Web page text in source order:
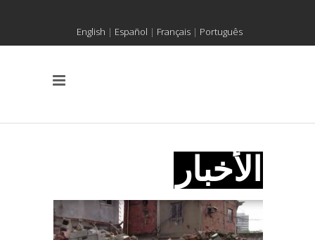
English | Español | Français| Português